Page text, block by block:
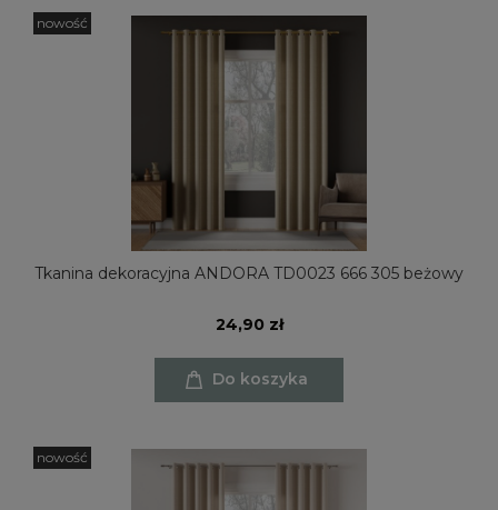
Tkanina dekoracyjna ANDORA TD0023 666 305 beżowy
24,90 zł
Do koszyka
nowość
nowość